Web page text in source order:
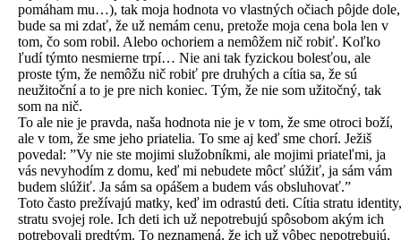
pomáham mu…), tak moja hodnota vo vlastných očiach pôjde dole,
bude sa mi zdať, že už nemám cenu, pretože moja cena bola len v
tom, čo som robil. Alebo ochoriem a nemôžem nič robiť. Koľko
ľudí týmto nesmierne trpí… Nie ani tak fyzickou bolesťou, ale
proste tým, že nemôžu nič robiť pre druhých a cítia sa, že sú
neužitoční a to je pre nich koniec. Tým, že nie som užitočný, tak
som na nič.
To ale nie je pravda, naša hodnota nie je v tom, že sme otroci boží,
ale v tom, že sme jeho priatelia. To sme aj keď sme chorí. Ježiš
povedal: ”Vy nie ste mojimi služobníkmi, ale mojimi priateľmi, ja
vás nevyhodím z domu, keď mi nebudete môcť slúžiť, ja sám vám
budem slúžiť. Ja sám sa opášem a budem vás obsluhovať.”
Toto často prežívajú matky, keď im odrastú deti. Cítia stratu identity,
stratu svojej role. Ich deti ich už nepotrebujú spôsobom akým ich
potrebovali predtým. To neznamená, že ich už vôbec nepotrebujú,